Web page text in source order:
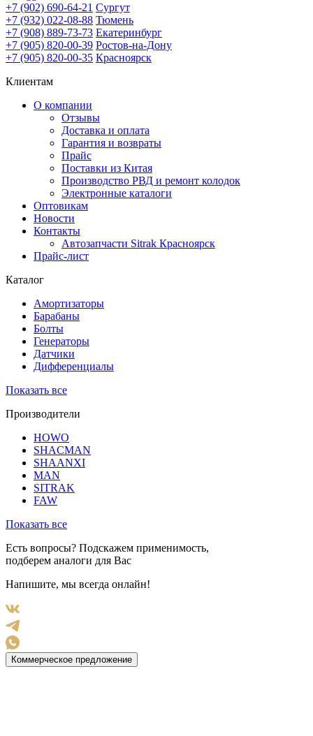
+7 (902) 690-64-21 Сургут
+7 (932) 022-08-88 Тюмень
+7 (908) 889-73-73 Екатеринбург
+7 (905) 820-00-39 Ростов-на-Дону
+7 (905) 820-00-35 Красноярск
Клиентам
О компании
Отзывы
Доставка и оплата
Гарантия и возвраты
Прайс
Поставки из Китая
Производство РВД и ремонт колодок
Электронные каталоги
Оптовикам
Новости
Контакты
Автозапчасти Sitrak Красноярск
Прайс-лист
Каталог
Амортизаторы
Барабаны
Болты
Генераторы
Датчики
Дифференциалы
Показать все
Производители
HOWO
SHACMAN
SHAANXI
MAN
SITRAK
FAW
Показать все
Есть вопросы? Подскажем применимость,
подберем аналоги для Вас
Напишите, мы всегда онлайн!
Коммерческое предложение